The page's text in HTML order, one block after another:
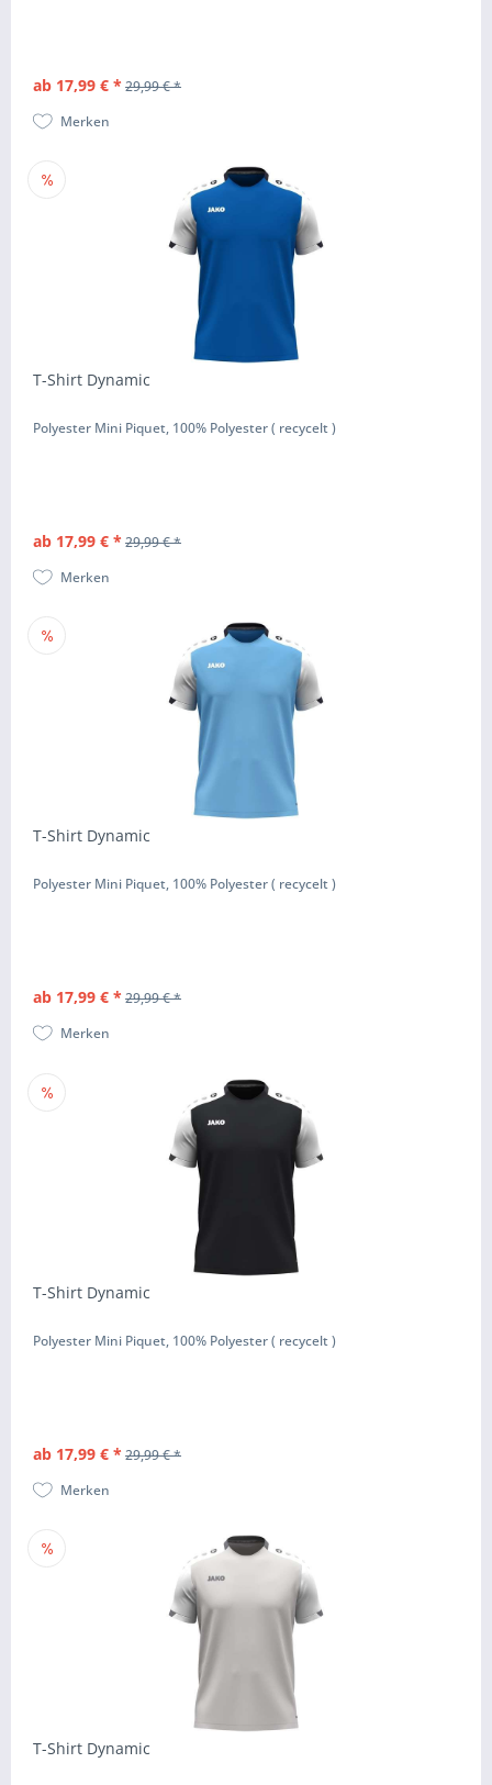
ab 17,99 € * 29,99 € *
Merken
T-Shirt Dynamic
Polyester Mini Piquet, 100% Polyester ( recycelt )
ab 17,99 € * 29,99 € *
Merken
T-Shirt Dynamic
Polyester Mini Piquet, 100% Polyester ( recycelt )
ab 17,99 € * 29,99 € *
Merken
T-Shirt Dynamic
Polyester Mini Piquet, 100% Polyester ( recycelt )
ab 17,99 € * 29,99 € *
Merken
T-Shirt Dynamic